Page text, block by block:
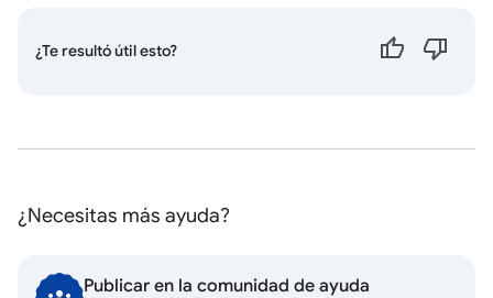
¿Te resultó útil esto?
¿Necesitas más ayuda?
Publicar en la comunidad de ayuda